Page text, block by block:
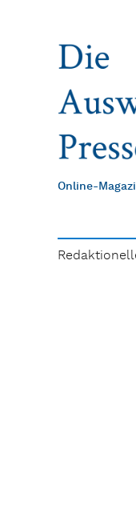
Online-